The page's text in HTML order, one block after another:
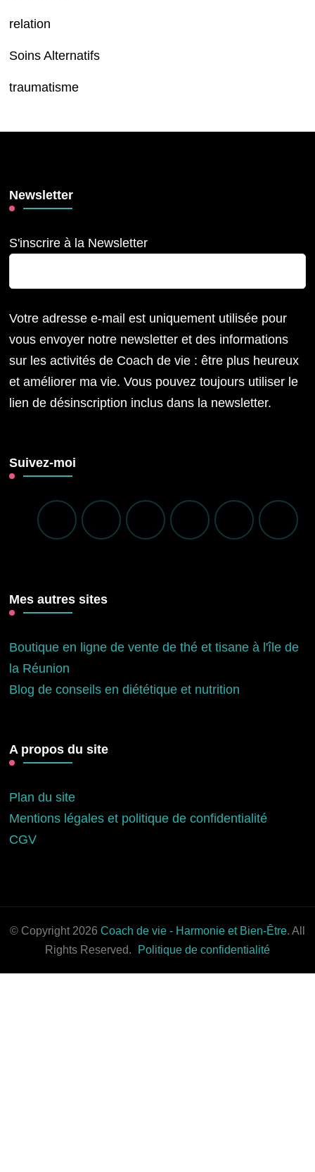
relation
Soins Alternatifs
traumatisme
Newsletter
S'inscrire à la Newsletter
Votre adresse e-mail est uniquement utilisée pour
vous envoyer notre newsletter et des informations
sur les activités de Coach de vie : être plus heureux
et améliorer ma vie. Vous pouvez toujours utiliser le
lien de désinscription inclus dans la newsletter.
Suivez-moi
Mes autres sites
Boutique en ligne de vente de thé et tisane à l'île de
la Réunion
Blog de conseils en diététique et nutrition
A propos du site
Plan du site
Mentions légales et politique de confidentialité
CGV
© Copyright 2026 Coach de vie - Harmonie et Bien-Être. All
Rights Reserved.
Politique de confidentialité